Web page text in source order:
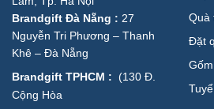
Brandgift Đà Nẵng : 27
Nguyễn Tri Phương – Thanh
Khê – Đà Nẵng
Brandgift TPHCM : (130 Đ.
Cộng Hòa
Quà
Đặt